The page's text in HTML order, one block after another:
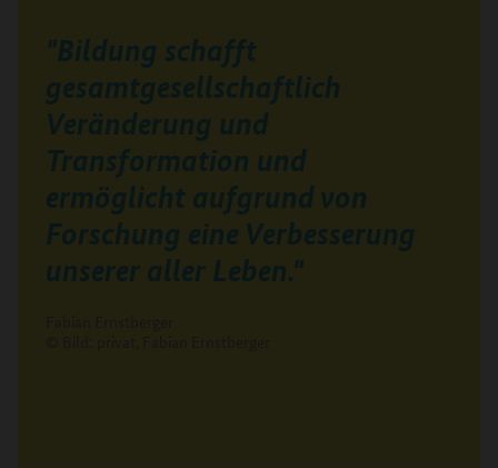
"Bildung schafft
gesamtgesellschaftlich
Veränderung und
Transformation und
ermöglicht aufgrund von
Forschung eine Verbesserung
unserer aller Leben."